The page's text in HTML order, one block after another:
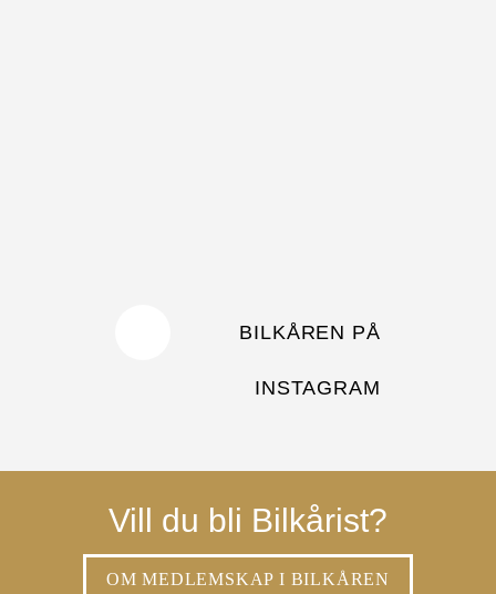
BILKÅREN PÅ
INSTAGRAM
Vill du bli Bilkårist?
OM MEDLEMSKAP I BILKÅREN